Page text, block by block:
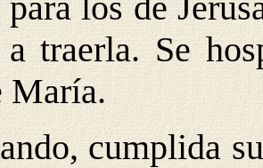
traerla. Se
María.
cumplida